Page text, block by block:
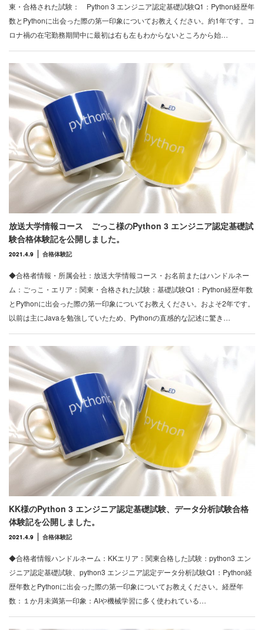
東・合格された試験： Python 3 エンジニア認定基礎試験Q1：Python経歴年
数とPythonに出会った際の第一印象についてお教えください。約1年です。コ
ロナ禍の在宅勤務期間中に最初は右も左もわからないところから始…
放送大学情報コース ごっこ様のPython 3 エンジニア認定基礎試
験合格体験記を公開しました。
2021.4.9 合格体験記
◆合格者情報・所属会社：放送大学情報コース・お名前またはハンドルネー
ム：ごっこ・エリア：関東・合格された試験：基礎試験Q1：Python経歴年数
とPythonに出会った際の第一印象についてお教えください。およそ2年です。
以前は主にJavaを勉強していたため、Pythonの直感的な記述に驚き…
KK様のPython 3 エンジニア認定基礎試験、データ分析試験合格
体験記を公開しました。
2021.4.9 合格体験記
◆合格者情報ハンドルネーム：KKエリア：関東合格した試験：python3 エン
ジニア認定基礎試験、python3 エンジニア認定データ分析試験Q1：Python経
歴年数とPythonに出会った際の第一印象についてお教えください。経歴年
数：１か月未満第一印象：AIや機械学習に多く使われている…